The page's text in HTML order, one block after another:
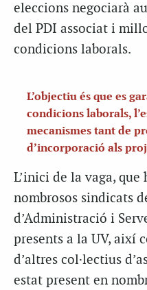
eleccions negociarà
del PDI associat i
condicions laborals.
L’objectiu és que es
condicions laborals,
mecanismes tant de
d’incorporació als
L’inici de la vaga,
nombrosos sindicats
d’Administració i
presents a la UV, així
d’altres col·lectius
estat present en